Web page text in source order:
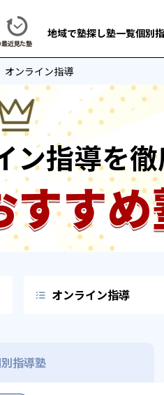
地域で塾探し塾一覧個別
オンライン指導
ン指導を
す
オンライン指導
指導塾